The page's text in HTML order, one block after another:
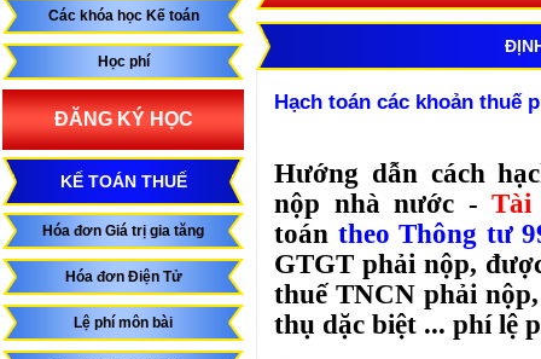
Các khóa học Kế toán
Học phí
ĐĂNG KÝ HỌC
KẾ TOÁN THUẾ
Hóa đơn Giá trị gia tăng
Hóa đơn Điện Tử
Lệ phí môn bài
Hạch toán các khoản thuế
Hướng dẫn cách
nộp nhà nước -
toán theo Thông tư
GTGT phải nộp,
thuế TNCN phải
thụ dặc biệt ... phí lệ